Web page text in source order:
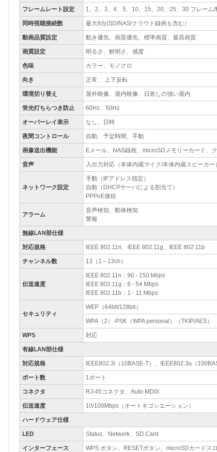
フレームレート設定 1、2、3、4、5、10、15、20、25、30 フレーム/
同時視聴接続数 最大8台(SD/NAS/クラウド録画も含む）
動画品質設定 動き優先、画質優先、標準画質、最高画質
画質設定 明るさ、鮮明さ、感度
色味 カラー、モノクロ
向き 正常、 上下反転
環境切り替え 屋外映像、屋内映像、日差しの強い屋内
蛍光灯ちらつき防止 60Hz、50Hz
オーバーレイ表示 なし、日時
夜間コントロール 自動、予定時間、手動
画像送出機能 Eメール、NAS録画、microSDメモリーカード、
音声 入出力対応（本体内蔵マイク/本体内蔵スピーカー
ネットワーク設定
手動（IPアドレス指定）
自動（DHCPサーバによる割当て）
PPPoE接続
アラーム
音声検知、動体検知
警報
無線LAN部仕様
対応規格 IEEE 802.11n、IEEE 802.11g、IEEE 802.11b
チャンネル数 13（1～13ch）
伝送速度
IEEE 802.11n：90 - 150 Mbps
IEEE 802.11g：6 - 54 Mbps
IEEE 802.11b：1 - 11 Mbps
セキュリティ
WEP（64bit/128bit）
WPA（2）-PSK（WPA personal）（TKIP/AES）
WPS 対応
有線LAN部仕様
対応規格 IEEE802.3i（10BASE-T）、IEEE802.3u（
ポート数 1ポート
コネクタ RJ-45コネクタ、Auto-MDIX
伝送速度 10/100Mbps（オートネゴシエーション）
ハードウェア仕様
LED Status、Network、SD Card
インターフェース WPS ボタン、RESETボタン、microSDカードス